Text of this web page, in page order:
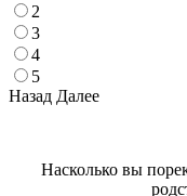
2
3
4
5
Назад Далее
Насколько вы